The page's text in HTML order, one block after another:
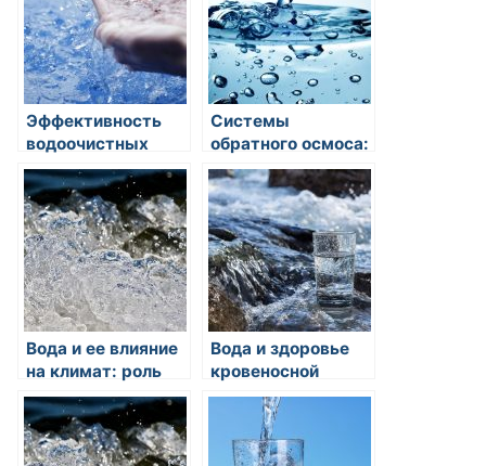
Эффективность
водоочистных
установок для
промышленных
предприятий:
современные
технологии и
перспективы
Системы
обратного осмоса:
преимущества и
применение
Вода и ее влияние
на климат: роль
гидрологической
системы
Вода и здоровье
кровеносной
системы: почему
она так важна?